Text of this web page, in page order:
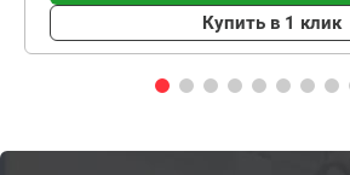
Купить в 1 клик